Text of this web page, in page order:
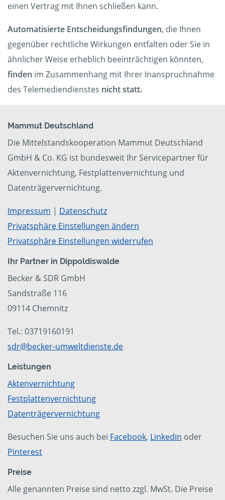
einen Vertrag mit Ihnen schließen kann.
Automatisierte Entscheidungsfindungen, die Ihnen
gegenüber rechtliche Wirkungen entfalten oder Sie in
ähnlicher Weise erheblich beeinträchtigen könnten,
finden im Zusammenhang mit Ihrer Inanspruchnahme
des Telemediendienstes nicht statt.
Mammut Deutschland
Die Mittelstandskooperation Mammut Deutschland
GmbH & Co. KG ist bundesweit Ihr Servicepartner für
Aktenvernichtung, Festplattenvernichtung und
Datenträgervernichtung.
Impressum | Datenschutz
Privatsphäre Einstellungen ändern
Privatsphäre Einstellungen widerrufen
Ihr Partner in Dippoldiswalde
Becker & SDR GmbH
Sandstraße 116
09114 Chemnitz
Tel.: 03719160191
sdr@becker-umweltdienste.de
Leistungen
Aktenvernichtung
Festplattenvernichtung
Datenträgervernichtung
Besuchen Sie uns auch bei Facebook, Linkedin oder
Pinterest
Preise
Alle genannten Preise sind netto zzgl. MwSt. Die Preise